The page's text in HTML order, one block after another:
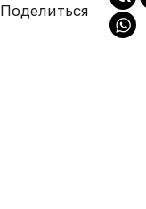
Поделиться